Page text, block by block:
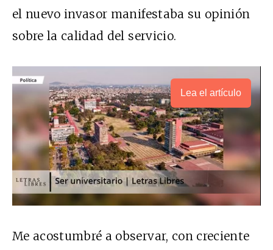
el nuevo invasor manifestaba su opinión
sobre la calidad del servicio.
Lea el artículo
Me acostumbré a observar, con creciente